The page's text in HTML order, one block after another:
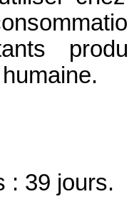
: 39 jours.